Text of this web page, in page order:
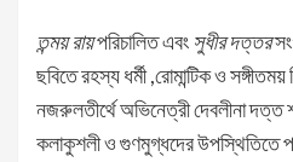
তন্ময় রায়পরিচালিত এবং সুধীর দত্তর
ছবিতে রহস্য ধর্মী ,রোমান্টিক ও
নজরুলতীর্থে অভিনেত্রী দেবলীনা
কলাকুশলী ও গুণমুগ্ধদের উপস্থিতিতে